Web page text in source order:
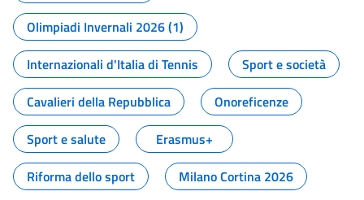
Olimpiadi Invernali 2026 (1)
Internazionali d'Italia di Tennis
Sport e società
Cavalieri della Repubblica
Onoreficenze
Sport e salute
Erasmus+
Riforma dello sport
Milano Cortina 2026